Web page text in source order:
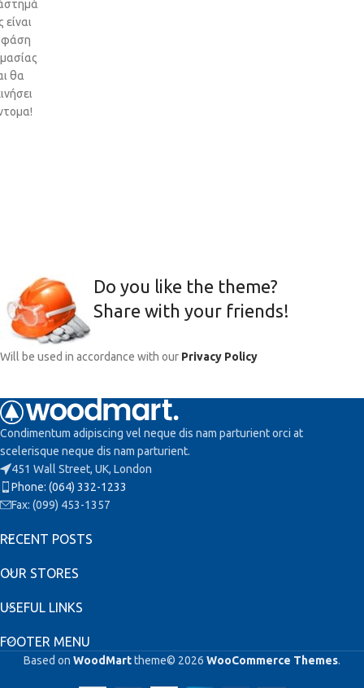
είναι
φάση
θα
Do you like the theme?
Share with your friends!
Will be used in accordance with our Privacy Policy
Condimentum adipiscing vel neque dis nam parturient orci at
scelerisque neque dis nam parturient.
451 Wall Street, UK, London
Phone: (064) 332-1233
Fax: (099) 453-1357
RECENT POSTS
OUR STORES
USEFUL LINKS
FOOTER MENU
Based on WoodMarttheme© 2026 WooCommerce Themes.